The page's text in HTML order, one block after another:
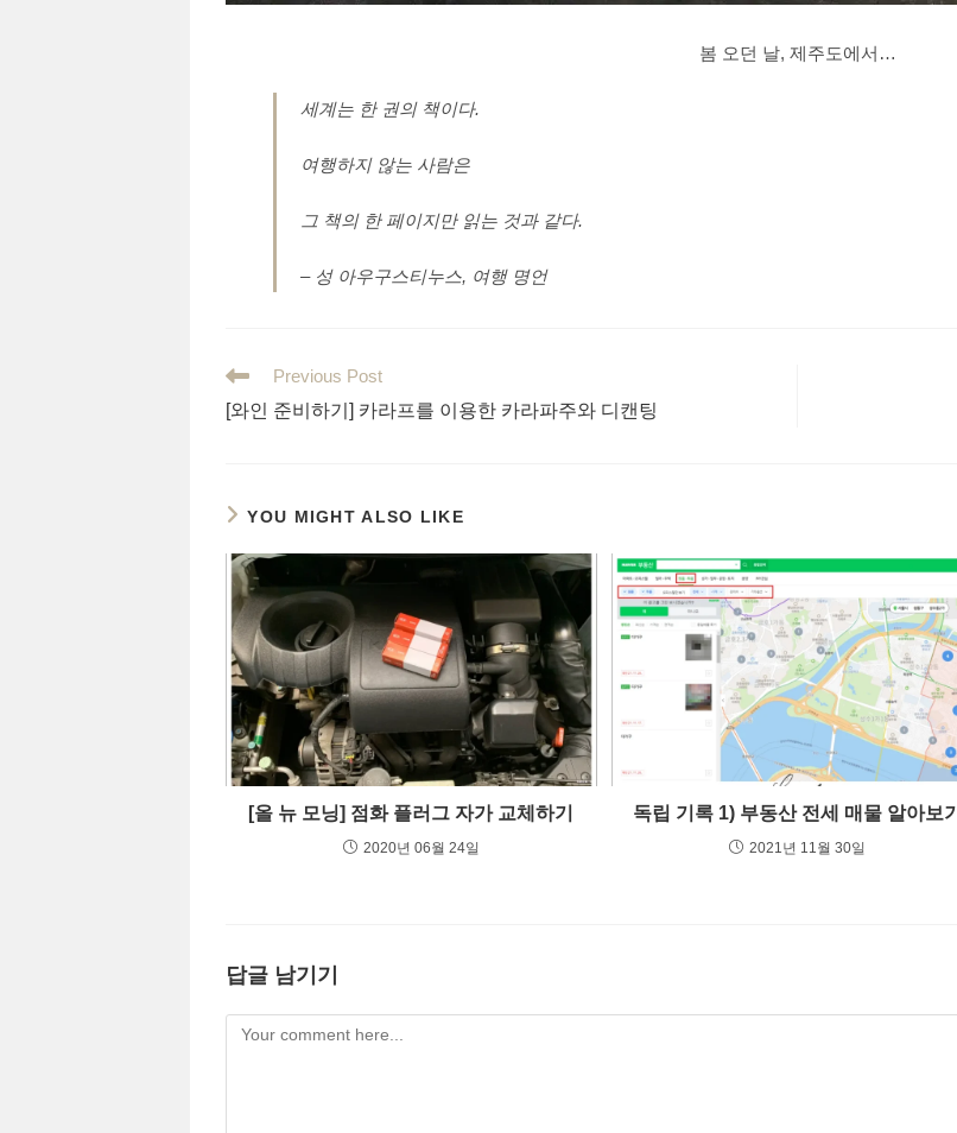
봄 오던 날, 제주도에서…
세계는 한 권의 책이다.
여행하지 않는 사람은
그 책의 한 페이지만 읽는 것과 같다.
– 성 아우구스티누스, 여행 명언
Read
articles
Previous Post
[와인 준비하기] 카라프를 이용한 카라파주와 디캔팅
YOU MIGHT ALSO LIKE
[올 뉴 모닝] 점화 플러그 자가 교체하기
2020년 06월 24일
독립 기록 1) 부동산 전세 매물 알아보기
2021년 11월 30일
답글 남기기
Comment